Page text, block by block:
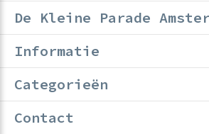
De Kleine Parade
Informatie
Categorieën
Contact